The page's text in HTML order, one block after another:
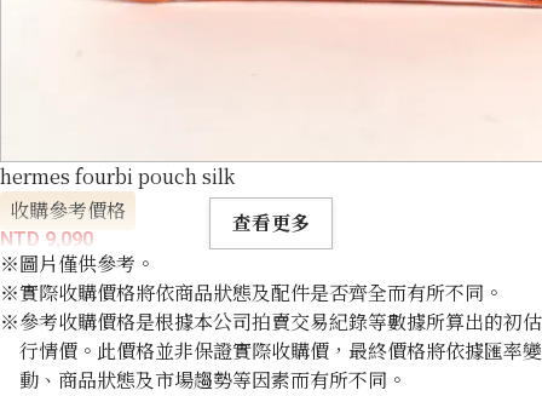
hermes fourbi pouch silk
收購參考價格
NTD 9,090
查看更多
※圖片僅供參考。
※實際收購價格將依商品狀態及配件是否齊全而有所不同。
※參考收購價格是根據本公司拍賣交易紀錄等數據所算出的初估
行情價。此價格並非保證實際收購價，最終價格將依據匯率變
動、商品狀態及市場趨勢等因素而有所不同。